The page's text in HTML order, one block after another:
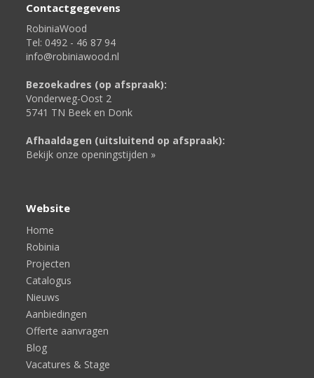
Contactgegevens
RobiniaWood
Tel: 0492 - 46 87 94
info@robiniawood.nl
Bezoekadres (op afspraak):
Vonderweg-Oost 2
5741 TN Beek en Donk
Afhaaldagen (uitsluitend op afspraak):
Bekijk onze openingstijden »
Website
Home
Robinia
Projecten
Catalogus
Nieuws
Aanbiedingen
Offerte aanvragen
Blog
Vacatures & Stage